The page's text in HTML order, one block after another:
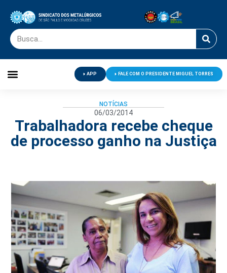
APP FALE COM O PRESIDENTE MIGUEL TORRES
NOTÍCIAS
06/03/2014
Trabalhadora recebe cheque
de processo ganho na Justiça